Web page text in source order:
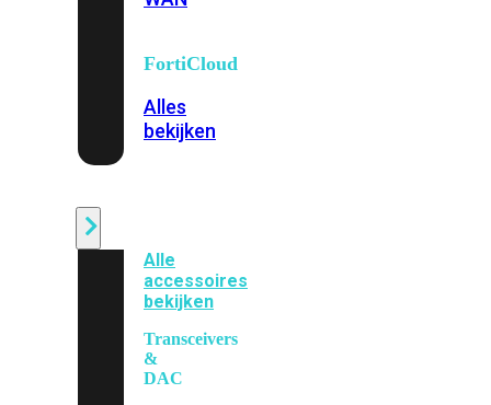
FortiCloud
Alles
bekijken
Alle
accessoires
bekijken
Transceivers
&
DAC